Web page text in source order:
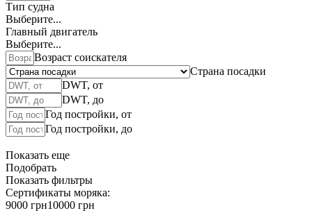
Тип судна
Выберите...
Главный двигатель
Выберите...
Возраст соискателя
Страна посадки
DWT, от
DWT, до
Год постройки, от
Год постройки, до
Показать еще
Подобрать
Показать фильтры
Сертификаты моряка:
9000 грн10000 грн